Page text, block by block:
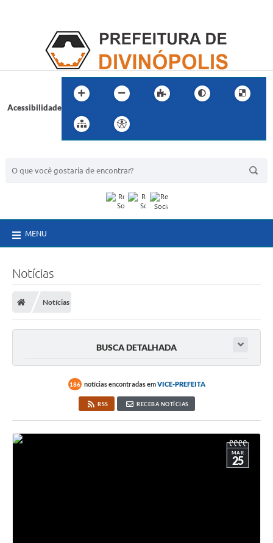
Acessibilidade
MENU
Notícias
Notícias
BUSCA DETALHADA
186 notícias encontradas emVICE-PREFEITA
RSS RECEBA NOTÍCIAS
MAR
25